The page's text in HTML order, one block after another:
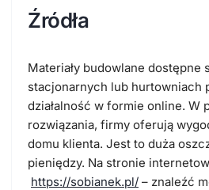
Źródła
Materiały budowlane dostępne
stacjonarnych lub hurtowniach
działalność w formie online­. W
rozwiązania, firmy oferują
domu klienta. Jest to duża
pieniędzy. Na stronie
https://sobianek.pl/ – znaleźć